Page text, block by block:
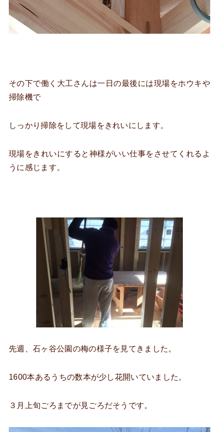
その下で働く大工さんは一日の最後には現場をホウキや
掃除機で
しっかり掃除をして現場をきれいにします。
現場をきれいにすると神様がいい仕事をさせてくれるよ
うに感じます。
先週、石ヶ谷公園の梅の様子を見てきました。
1600本あるうちの数本が少し花開いていました。
３月上旬ごろまでが見ごろだそうです。